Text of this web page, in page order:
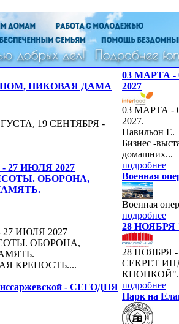
ПИКОВАЯ ДАМА
19 СЕНТЯБРЯ -
27 ИЮЛЯ 2027
ОБОРОНА,
27 ИЮЛЯ 2027
ОБОРОНА,
КРЕПОСТЬ....
- СЕГОДНЯ
03 МАРТА
2027
03 МАРТА
2027.
Павильон Е.
Бизнес -
домашних...
подробнее
Военная
Военная
подробнее
28
28
СЕКРЕТ
подробнее
Парк на